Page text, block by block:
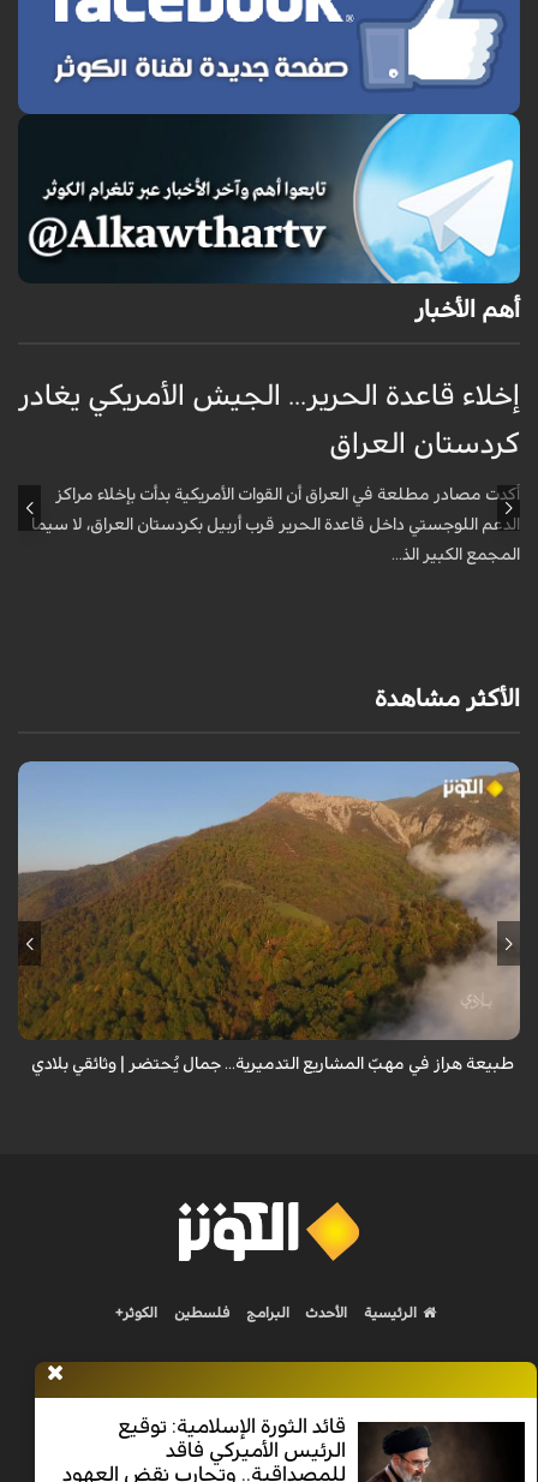
أهم الأخبار
إخلاء قاعدة الحرير... الجيش الأمريكي يغادر
كردستان العراق
أكدت مصادر مطلعة في العراق أن القوات الأمريكية بدأت بإخلاء مراكز
الدعم اللوجستي داخل قاعدة الحرير قرب أربيل بكردستان العراق، لا سيما
المجمع الكبير الذ...
الأكثر مشاهدة
من قلب طبيعة هراز التي كانت يوماً من أجمل الموائل الطبيعية في إيران، يحذر
المعد من كارثة بيئية: "وحش الأعمال والمشاريع التدميرية تنهش بجسم
طبيعة هراز في مهبّ المشاريع التدميرية... جمال يُحتضر | وثائقي بلادي
قائد الثورة الإسلامية: توقيع
الرئيس الأميركي فاقد
للمصداقية.. وتجارب نقض العهود
الرئيسية الأحدث البرامج فلسطين الكوثر+
Nilesat 11900 V | Badr 8 11747 V | Badr5 12284 V